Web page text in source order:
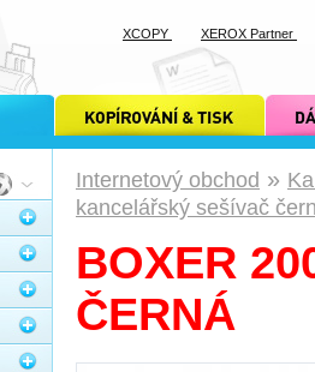
Internetový obchod »
kancelářský sešívač
BOXER
ČERNÁ
kopírování a tisk xcopy dárkové
XCOPY XEROX Partner